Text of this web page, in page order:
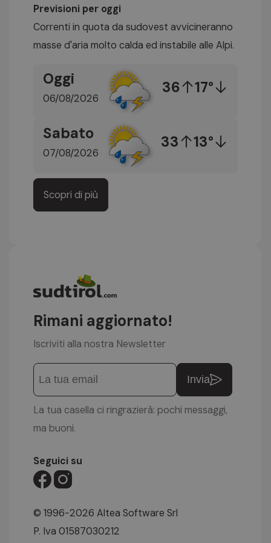
Previsioni per oggi
Correnti in quota da sudovest avvicineranno
masse d'aria molto calda ed instabile alle Alpi.
Oggi
06/08/2026
36 17°
Sabato
07/08/2026
33 13°
Scopri di più
Rimani aggiornato!
Iscriviti alla nostra Newsletter
Invia
La tua casella ci ringrazierà: pochi messaggi,
ma buoni.
Seguici su
© 1996-2026 Altea Software Srl
P. Iva 01587030212